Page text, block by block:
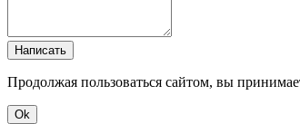
Написать
Продолжая пользоваться сайтом, вы
Ok